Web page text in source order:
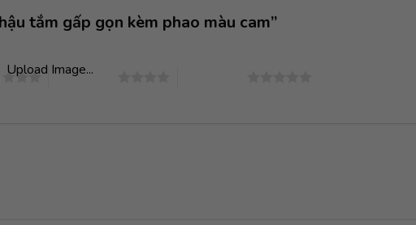
Upload Image...
tắm gấp gọn kèm phao màu cam”
4 trên 5 sao